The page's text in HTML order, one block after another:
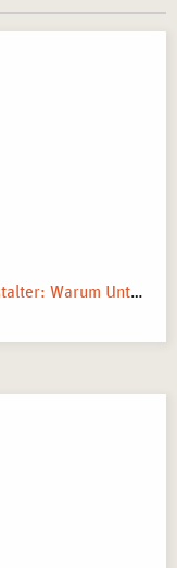
Von der Fachkraft zum Gesundheitsgestalter: Warum Unternehmen 2026 Business Health Coaches brauchen